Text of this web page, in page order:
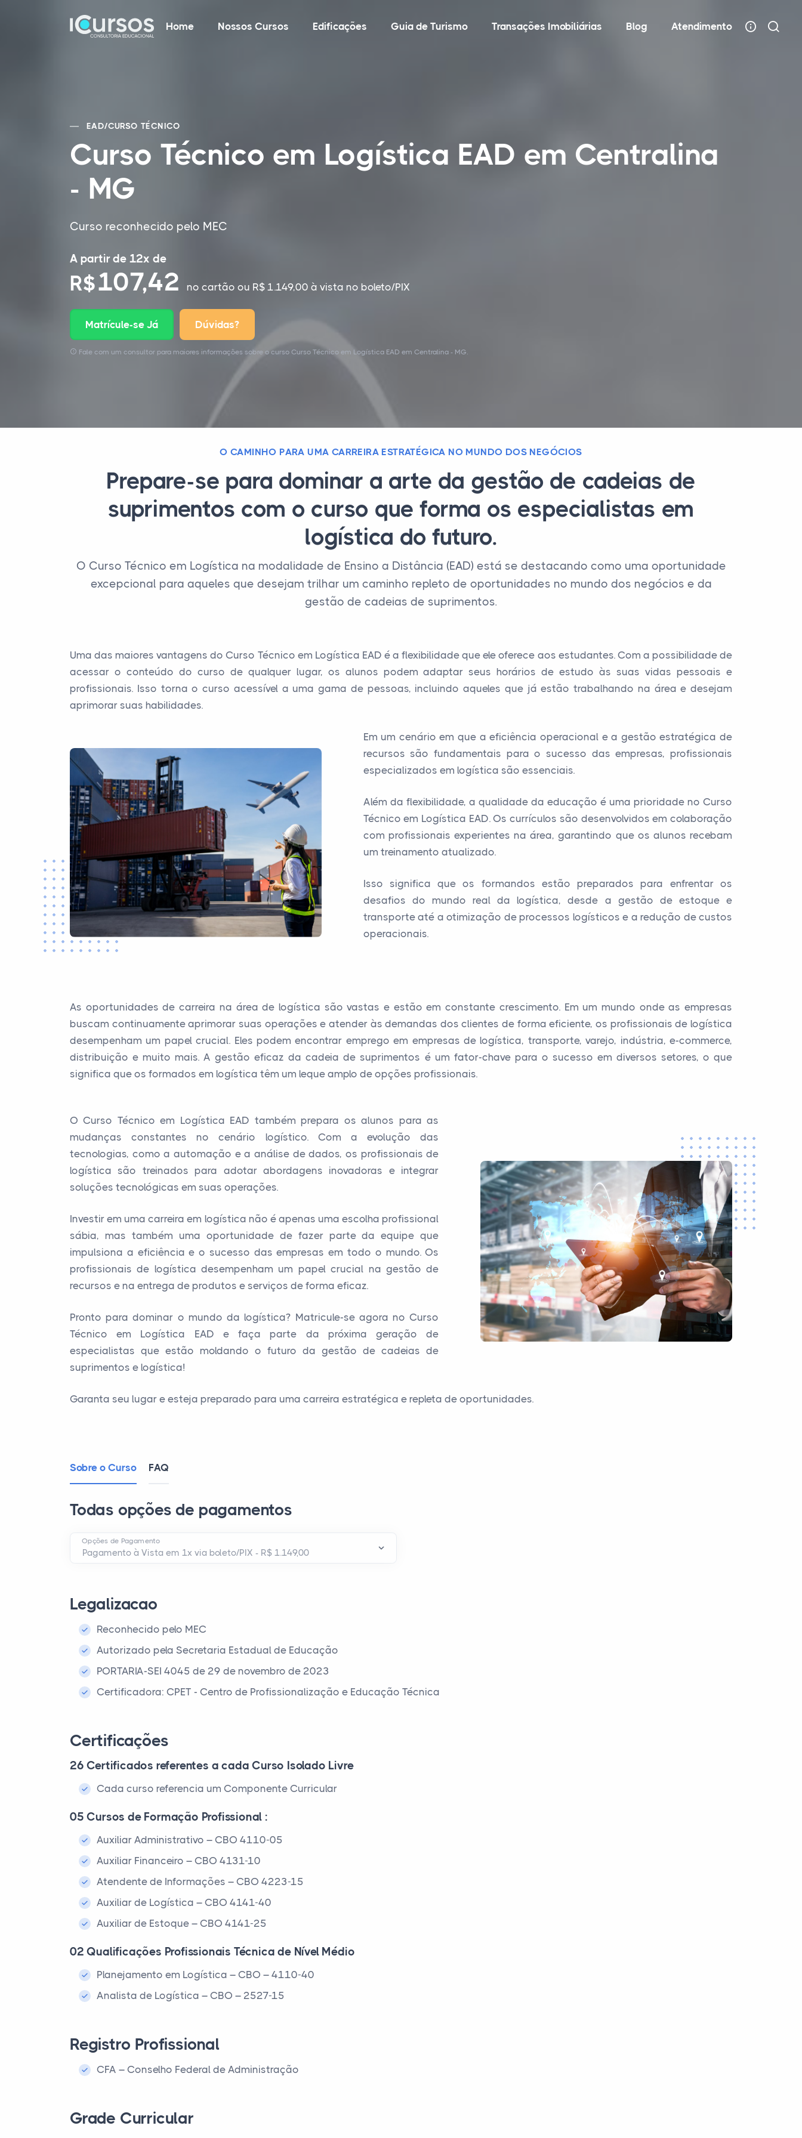
Home Nossos Cursos Edificações Guia de Turismo Transações Imobiliárias Blog Atendimento
EAD/CURSO TÉCNICO
Curso Técnico em Logística EAD em Centralina
- MG
Curso reconhecido pelo MEC
A partir de 12x de
R$107,42 no cartão ou R$ 1.149,00 à vista no boleto/PIX
Matrícule-se Já Dúvidas?
Fale com um consultor para maiores informações sobre o curso Curso Técnico em Logística EAD em Centralina - MG.
O CAMINHO PARA UMA CARREIRA ESTRATÉGICA NO MUNDO DOS NEGÓCIOS
Prepare-se para dominar a arte da gestão de cadeias de
suprimentos com o curso que forma os especialistas em
logística do futuro.
O Curso Técnico em Logística na modalidade de Ensino a Distância (EAD) está se destacando como uma oportunidade
excepcional para aqueles que desejam trilhar um caminho repleto de oportunidades no mundo dos negócios e da
gestão de cadeias de suprimentos.
Uma das maiores vantagens do Curso Técnico em Logística EAD é a flexibilidade que ele oferece aos estudantes. Com a possibilidade de
acessar o conteúdo do curso de qualquer lugar, os alunos podem adaptar seus horários de estudo às suas vidas pessoais e
profissionais. Isso torna o curso acessível a uma gama de pessoas, incluindo aqueles que já estão trabalhando na área e desejam
aprimorar suas habilidades.
Em um cenário em que a eficiência operacional e a gestão estratégica de
recursos são fundamentais para o sucesso das empresas, profissionais
especializados em logística são essenciais.
Além da flexibilidade, a qualidade da educação é uma prioridade no Curso
Técnico em Logística EAD. Os currículos são desenvolvidos em colaboração
com profissionais experientes na área, garantindo que os alunos recebam
um treinamento atualizado.
Isso significa que os formandos estão preparados para enfrentar os
desafios do mundo real da logística, desde a gestão de estoque e
transporte até a otimização de processos logísticos e a redução de custos
operacionais.
As oportunidades de carreira na área de logística são vastas e estão em constante crescimento. Em um mundo onde as empresas
buscam continuamente aprimorar suas operações e atender às demandas dos clientes de forma eficiente, os profissionais de logística
desempenham um papel crucial. Eles podem encontrar emprego em empresas de logística, transporte, varejo, indústria, e-commerce,
distribuição e muito mais. A gestão eficaz da cadeia de suprimentos é um fator-chave para o sucesso em diversos setores, o que
significa que os formados em logística têm um leque amplo de opções profissionais.
O Curso Técnico em Logística EAD também prepara os alunos para as
mudanças constantes no cenário logístico. Com a evolução das
tecnologias, como a automação e a análise de dados, os profissionais de
logística são treinados para adotar abordagens inovadoras e integrar
soluções tecnológicas em suas operações.
Investir em uma carreira em logística não é apenas uma escolha profissional
sábia, mas também uma oportunidade de fazer parte da equipe que
impulsiona a eficiência e o sucesso das empresas em todo o mundo. Os
profissionais de logística desempenham um papel crucial na gestão de
recursos e na entrega de produtos e serviços de forma eficaz.
Pronto para dominar o mundo da logística? Matricule-se agora no Curso
Técnico em Logística EAD e faça parte da próxima geração de
especialistas que estão moldando o futuro da gestão de cadeias de
suprimentos e logística!
Garanta seu lugar e esteja preparado para uma carreira estratégica e repleta de oportunidades.
Sobre o Curso FAQ
Todas opções de pagamentos
Opções de Pagamento
Legalizacao
Reconhecido pelo MEC
Autorizado pela Secretaria Estadual de Educação
PORTARIA-SEI 4045 de 29 de novembro de 2023
Certificadora: CPET - Centro de Profissionalização e Educação Técnica
Certificações
26 Certificados referentes a cada Curso Isolado Livre
Cada curso referencia um Componente Curricular
05 Cursos de Formação Profissional :
Auxiliar Administrativo – CBO 4110-05
Auxiliar Financeiro – CBO 4131-10
Atendente de Informações – CBO 4223-15
Auxiliar de Logística – CBO 4141-40
Auxiliar de Estoque – CBO 4141-25
02 Qualificações Profissionais Técnica de Nível Médio
Planejamento em Logística – CBO – 4110-40
Analista de Logística – CBO – 2527-15
Registro Profissional
CFA – Conselho Federal de Administração
Grade Curricular